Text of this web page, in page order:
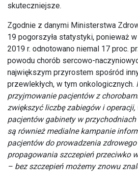
skuteczniejsze.
Zgodnie z danymi Ministerstwa
19 pogorszyła statystyki, ponieważ
2019 r. odnotowano niemal 17 proc.
powodu chorób sercowo-
największym przyrostem spośród
przewlekłych, w tym onkologicznych.
przyjmowanie pacjentów z
zwiększyć liczbę zabiegów i operacji,
pacjentów gabinety w
są również medialne kampanie
pacjentów do prowadzenia
propagowania szczepień przeciwko
– bez szczepień możemy znowu